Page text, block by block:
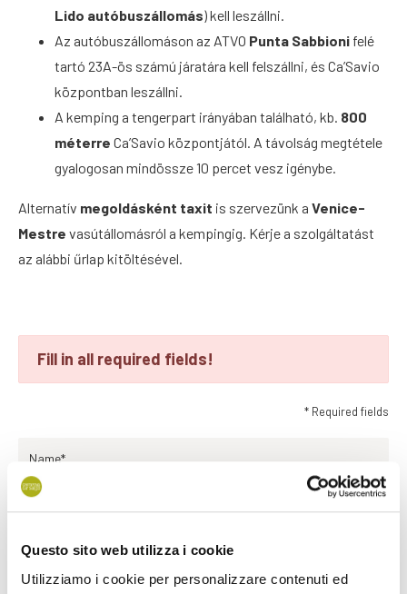
Questo sito web utilizza i cookie
Utilizziamo i cookie per personalizzare contenuti ed
Lido autóbuszállomás) kell leszállni.
Az autóbuszállomáson az ATVO Punta Sabbioni felé
tartó 23A-ös számú járatára kell felszállni, és Ca’Savio
központban leszállni.
A kemping a tengerpart irányában található, kb. 800
méterre Ca’Savio központjától. A távolság megtétele
gyalogosan mindössze 10 percet vesz igénybe.
Alternatív megoldásként taxit is szervezünk a Venice-
Mestre vasútállomásról a kempingig. Kérje a szolgáltatást
az alábbi űrlap kitöltésével.
Fill in all required fields!
* Required fields
Name*